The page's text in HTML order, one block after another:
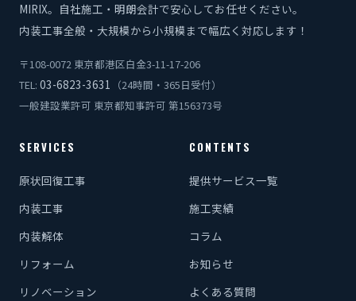
MIRIX。自社施工・明朗会計で安心してお任せください。
内装工事全般・大規模から小規模まで幅広く対応します！
〒108-0072 東京都港区白金3-11-17-206
TEL: 03-6823-3631 （24時間・365日受付）
一般建設業許可 東京都知事許可 第156373号
SERVICES
原状回復工事
内装工事
内装解体
リフォーム
リノベーション
CONTENTS
提供サービス一覧
施工実績
コラム
お知らせ
よくある質問